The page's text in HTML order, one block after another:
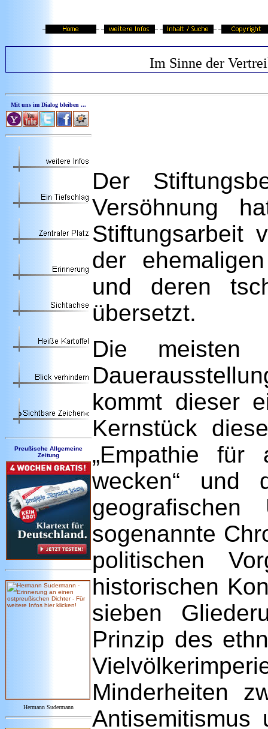
Im Sinne der
Mit uns im Dialog bleiben ...
Preußische Allgemeine
Zeitung
Hermann Sudermann
Der
Versöhnung
Stiftungsarbeit
der
und deren
übersetzt.
Die meisten
kommt dieser
Kernstück
„Empathie für
wecken“ und
sogenannte
politischen
historischen
sieben
Prinzip des
Minderheiten
Antisemitismus